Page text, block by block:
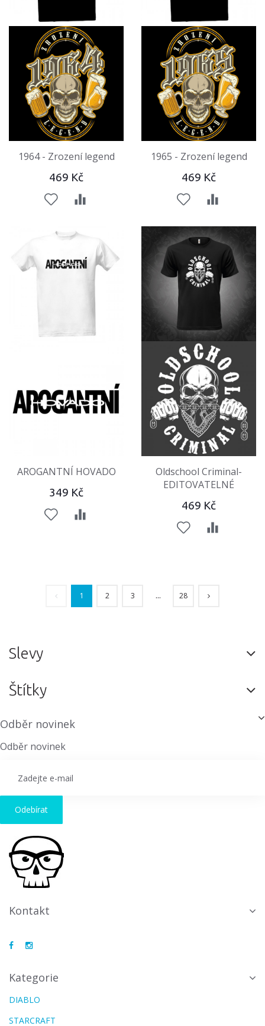
1964 - Zrození legend
469 Kč
1965 - Zrození legend
469 Kč
AROGANTNÍ HOVADO
349 Kč
Oldschool Criminal-
EDITOVATELNÉ
469 Kč
1 2 3 ... 28
Slevy
Štítky
Odběr novinek
Odběr novinek
Odebírat
Kontakt
Kategorie
DIABLO
STARCRAFT